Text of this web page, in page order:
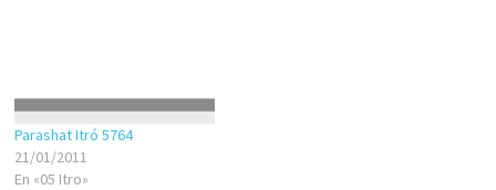
culmina con una conclusión
terrible: “…finalmente…
Parashat Itró 5764
21/01/2011
En «05 Itro»